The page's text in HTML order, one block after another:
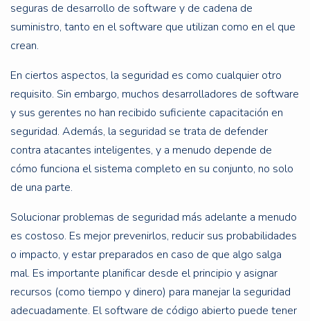
seguras de desarrollo de software y de cadena de
suministro, tanto en el software que utilizan como en el que
crean.
En ciertos aspectos, la seguridad es como cualquier otro
requisito. Sin embargo, muchos desarrolladores de software
y sus gerentes no han recibido suficiente capacitación en
seguridad. Además, la seguridad se trata de defender
contra atacantes inteligentes, y a menudo depende de
cómo funciona el sistema completo en su conjunto, no solo
de una parte.
Solucionar problemas de seguridad más adelante a menudo
es costoso. Es mejor prevenirlos, reducir sus probabilidades
o impacto, y estar preparados en caso de que algo salga
mal. Es importante planificar desde el principio y asignar
recursos (como tiempo y dinero) para manejar la seguridad
adecuadamente. El software de código abierto puede tener